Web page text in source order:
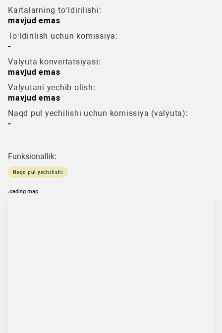
Kartalarning to‘ldirilishi:
mavjud emas
To‘ldirilish uchun komissiya:
-
Valyuta konvertatsiyasi:
mavjud emas
Valyutani yechib olish:
mavjud emas
Naqd pul yechilishi uchun komissiya (valyuta):
-
Funksionallik:
Naqd pul yechilishi
loading map...